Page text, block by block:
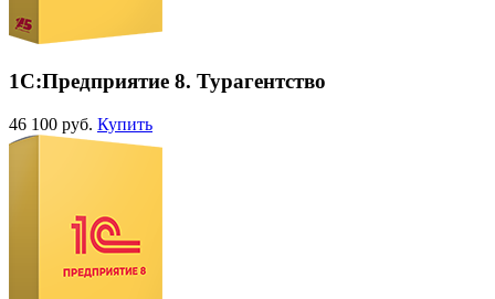
1С:Предприятие 8. Турагентство
46 100 руб. Купить